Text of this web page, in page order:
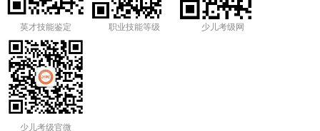
英才技能鉴定 职业技能等级 少儿考级网
少儿考级官微